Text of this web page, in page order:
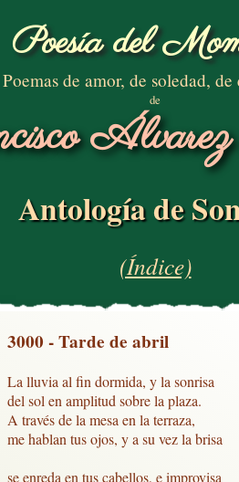
Poesía del
Poemas de amor, de soledad, de
de
Antología de
(Índice)
3000 - Tarde de abril
La lluvia al fin dormida, y la sonrisa
del sol en amplitud sobre la plaza.
A través de la mesa en la terraza,
me hablan tus ojos, y a su vez la brisa
se enreda en tus cabellos, e improvisa